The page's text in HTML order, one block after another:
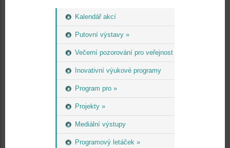
Kalendář akcí
Putovní výstavy »
Večerní pozorování pro veřejnost
Inovativní výukové programy
Program pro »
Projekty »
Mediální výstupy
Programový letáček »